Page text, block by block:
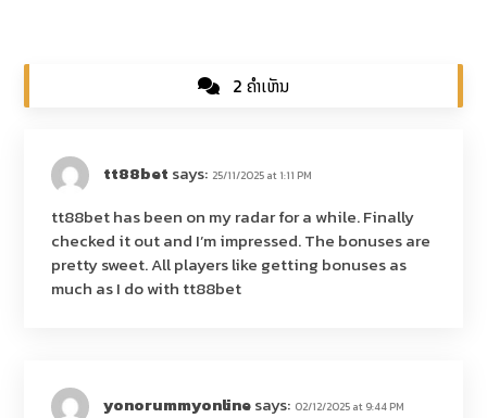
2 ຄຳເຫັນ
tt88bet says: 25/11/2025 at 1:11 PM
tt88bet has been on my radar for a while. Finally
checked it out and I’m impressed. The bonuses are
pretty sweet. All players like getting bonuses as
much as I do with tt88bet
yonorummyonlinesays: 02/12/2025 at 9:44 PM